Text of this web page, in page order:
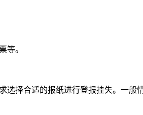
等。
选择合适的报纸进行登报挂失。一般